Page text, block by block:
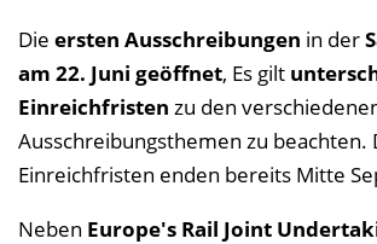
Die ersten Ausschreibungen in der
am 22. Juni geöffnet, Es gilt
Einreichfristen zu den
Ausschreibungsthemen zu beachten.
Einreichfristen enden bereits Mitte
Neben Europe's Rail Joint